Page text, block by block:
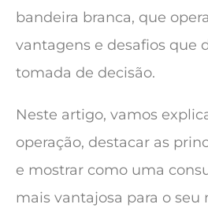
bandeira branca, que
vantagens e desafios que
tomada de decisão.
Neste artigo, vamos
operação, destacar as
e mostrar como uma
mais vantajosa para o seu